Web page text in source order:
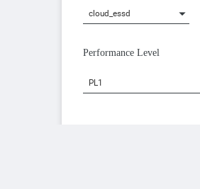
cloud_essd
Performance Level
PL1